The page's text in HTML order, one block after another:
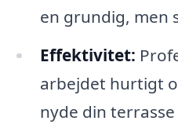
en grundig, men
Effektivitet:
arbejdet hurtigt
nyde din